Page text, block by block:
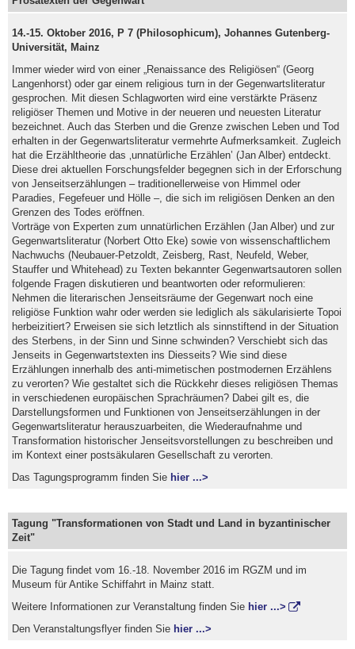
14.-15. Oktober 2016, P 7 (Philosophicum), Johannes Gutenberg-
Universität, Mainz
Immer wieder wird von einer „Renaissance des Religiösen“ (Georg
Langenhorst) oder gar einem religious turn in der Gegenwartsliteratur
gesprochen. Mit diesen Schlagworten wird eine verstärkte Präsenz
religiöser Themen und Motive in der neueren und neuesten Literatur
bezeichnet. Auch das Sterben und die Grenze zwischen Leben und Tod
erhalten in der Gegenwartsliteratur vermehrte Aufmerksamkeit. Zugleich
hat die Erzähltheorie das ‚unnatürliche Erzählen’ (Jan Alber) entdeckt.
Diese drei aktuellen Forschungsfelder begegnen sich in der Erforschung
von Jenseitserzählungen – traditionellerweise von Himmel oder
Paradies, Fegefeuer und Hölle –, die sich im religiösen Denken an den
Grenzen des Todes eröffnen.
Vorträge von Experten zum unnatürlichen Erzählen (Jan Alber) und zur
Gegenwartsliteratur (Norbert Otto Eke) sowie von wissenschaftlichem
Nachwuchs (Neubauer-Petzoldt, Zeisberg, Rast, Neufeld, Weber,
Stauffer und Whitehead) zu Texten bekannter Gegenwartsautoren sollen
folgende Fragen diskutieren und beantworten oder reformulieren:
Nehmen die literarischen Jenseitsräume der Gegenwart noch eine
religiöse Funktion wahr oder werden sie lediglich als säkularisierte Topoi
herbeizitiert? Erweisen sie sich letztlich als sinnstiftend in der Situation
des Sterbens, in der Sinn und Sinne schwinden? Verschiebt sich das
Jenseits in Gegenwartstexten ins Diesseits? Wie sind diese
Erzählungen innerhalb des anti-mimetischen postmodernen Erzählens
zu verorten? Wie gestaltet sich die Rückkehr dieses religiösen Themas
in verschiedenen europäischen Sprachräumen? Dabei gilt es, die
Darstellungsformen und Funktionen von Jenseitserzählungen in der
Gegenwartsliteratur herauszuarbeiten, die Wiederaufnahme und
Transformation historischer Jenseitsvorstellungen zu beschreiben und
im Kontext einer postsäkularen Gesellschaft zu verorten.
Das Tagungsprogramm finden Sie hier ...>
Tagung "Transformationen von Stadt und Land in byzantinischer
Zeit"
Die Tagung findet vom 16.-18. November 2016 im RGZM und im
Museum für Antike Schiffahrt in Mainz statt.
Weitere Informationen zur Veranstaltung finden Sie hier ...>
Den Veranstaltungsflyer finden Sie hier ...>